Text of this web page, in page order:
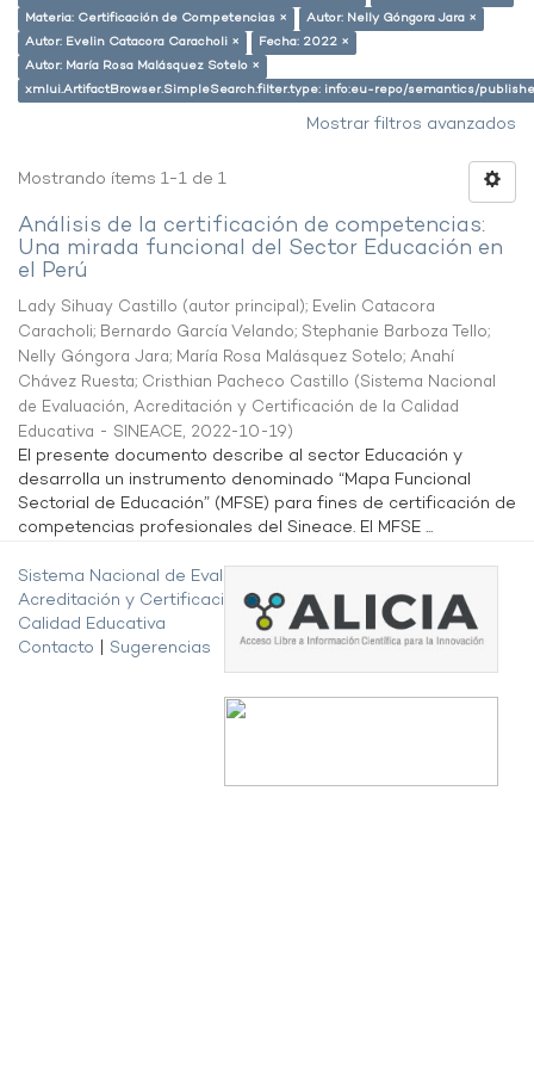
Materia: Certificación de Competencias ×
Autor: Nelly Góngora Jara ×
Autor: Evelin Catacora Caracholi ×
Fecha: 2022 ×
Autor: María Rosa Malásquez Sotelo ×
xmlui.ArtifactBrowser.SimpleSearch.filter.type: info:eu-repo/semantics/
Mostrar filtros avanzados
Mostrando ítems 1-1 de 1
Análisis de la certificación de competencias:
Una mirada funcional del Sector Educación en
el Perú
Lady Sihuay Castillo (autor principal); Evelin Catacora
Caracholi; Bernardo García Velando; Stephanie Barboza Tello;
Nelly Góngora Jara; María Rosa Malásquez Sotelo; Anahí
Chávez Ruesta; Cristhian Pacheco Castillo (Sistema Nacional
de Evaluación, Acreditación y Certificación de la Calidad
Educativa - SINEACE, 2022-10-19)
El presente documento describe al sector Educación y
desarrolla un instrumento denominado “Mapa Funcional
Sectorial de Educación” (MFSE) para fines de certificación de
competencias profesionales del Sineace. El MFSE ...
Sistema Nacional de Evaluación,
Acreditación y Certificación de la
Calidad Educativa
Contacto
Sugerencias